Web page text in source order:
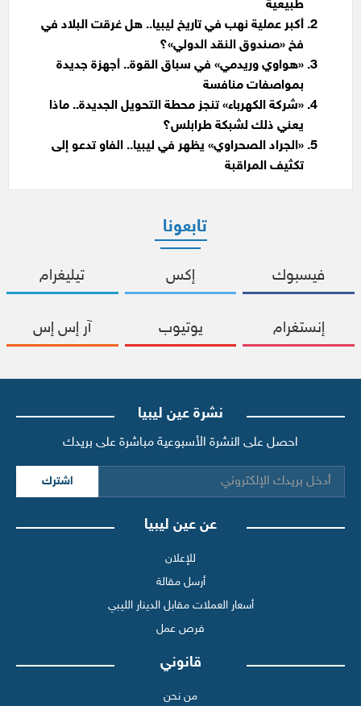
طبيعية
أكبر عملية نهب في تاريخ ليبيا.. هل غرقت البلاد في
فخ «صندوق النقد الدولي»؟
«هواوي وريدمي» في سباق القوة.. أجهزة جديدة
بمواصفات منافسة
«شركة الكهرباء» تنجز محطة التحويل الجديدة.. ماذا
يعني ذلك لشبكة طرابلس؟
«الجراد الصحراوي» يظهر في ليبيا.. الفاو تدعو إلى
تكثيف المراقبة
تابعونا
فيسبوك إكس تيليغرام
إنستغرام يوتيوب آر إس إس
نشرة عين ليبيا
احصل على النشرة الأسبوعية مباشرة على بريدك
اشترك
عن عين ليبيا
للإعلان
أرسل مقالة
أسعار العملات مقابل الدينار الليبي
فرص عمل
قانوني
من نحن